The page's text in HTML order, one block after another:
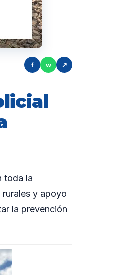
f w ↗
toda la
y apoyo
la prevención